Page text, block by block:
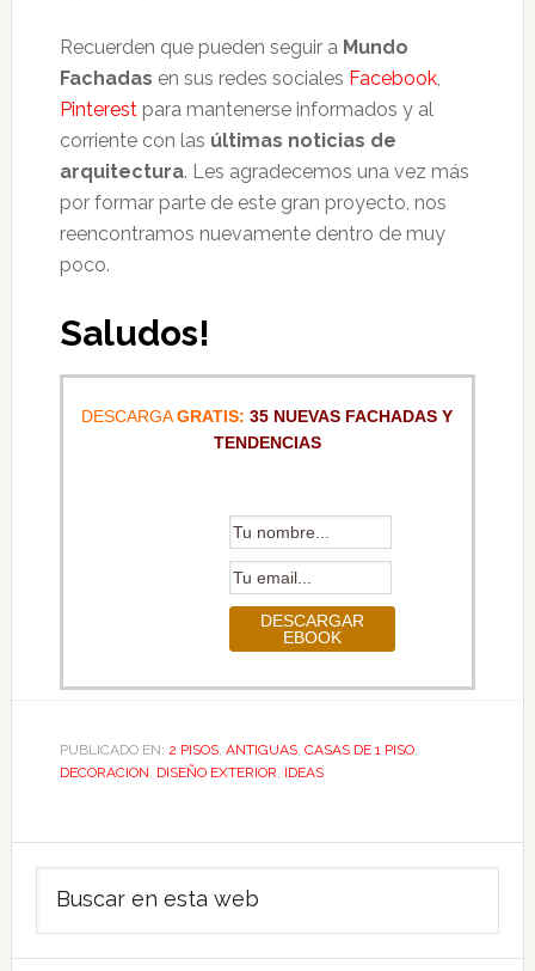
Recuerden que pueden seguir a Mundo
Fachadas en sus redes sociales Facebook,
Pinterestpara mantenerse informados y al
corriente con las últimas noticias de
arquitectura. Les agradecemos una vez más
por formar parte de este gran proyecto, nos
reencontramos nuevamente dentro de muy
poco.
Saludos!
DESCARGAGRATIS: 35 NUEVAS FACHADAS Y
TENDENCIAS
PUBLICADO EN: 2 PISOS, ANTIGUAS, CASAS DE 1 PISO,
DECORACION DISEÑO EXTERIOR IDEAS
Barra
lateral
principal